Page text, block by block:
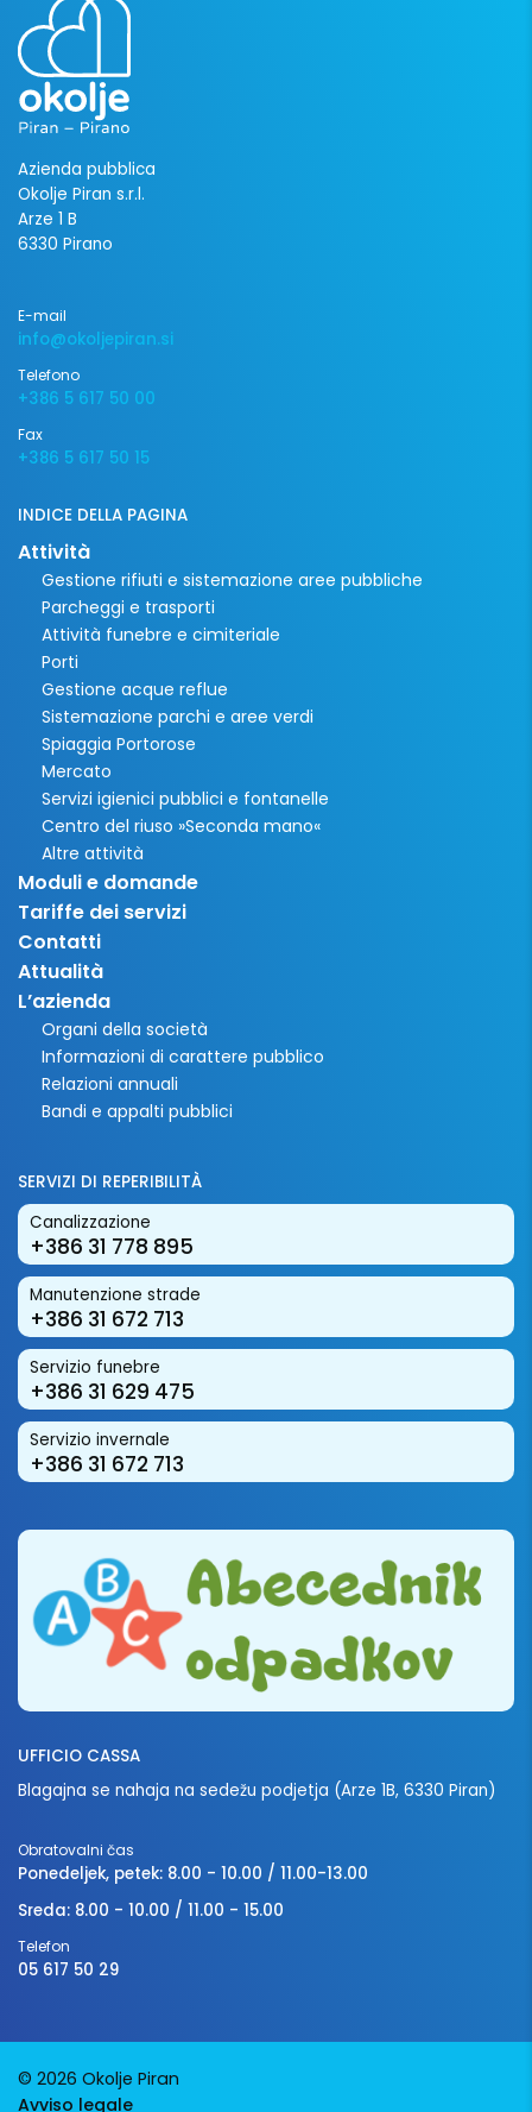
Azienda pubblica
Okolje Piran s.r.l.
Arze 1 B
6330 Pirano
E-mail
info@okoljepiran.si
Telefono
+386 5 617 50 00
Fax
+386 5 617 50 15
INDICE DELLA PAGINA
Attività
Gestione rifiuti e sistemazione aree pubbliche
Parcheggi e trasporti
Attività funebre e cimiteriale
Porti
Gestione acque reflue
Sistemazione parchi e aree verdi
Spiaggia Portorose
Mercato
Servizi igienici pubblici e fontanelle
Centro del riuso »Seconda mano«
Altre attività
Moduli e domande
Tariffe dei servizi
Contatti
Attualità
L’azienda
Organi della società
Informazioni di carattere pubblico
Relazioni annuali
Bandi e appalti pubblici
SERVIZI DI REPERIBILITÀ
Canalizzazione
+386 31 778 895
Manutenzione strade
+386 31 672 713
Servizio funebre
+386 31 629 475
Servizio invernale
+386 31 672 713
UFFICIO CASSA
Blagajna se nahaja na sedežu podjetja (Arze 1B, 6330 Piran)
Obratovalni čas
Ponedeljek, petek: 8.00 - 10.00 / 11.00-13.00
Sreda: 8.00 - 10.00 / 11.00 - 15.00
Telefon
05 617 50 29
© 2026 Okolje Piran
Avviso legale